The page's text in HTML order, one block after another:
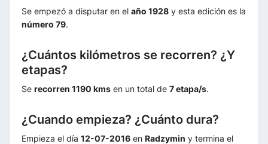
Se empezó a disputar en el año 1928 y esta edición es la
número 79.
¿Cuántos kilómetros se recorren? ¿Y
etapas?
Se recorren 1190 kms en un total de 7 etapa/s.
¿Cuando empieza? ¿Cuánto dura?
Empieza el día 12-07-2016 en Radzymin y termina el